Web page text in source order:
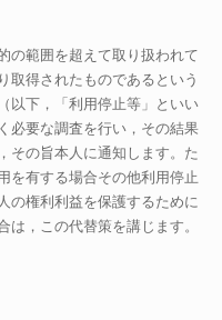
の範囲を超えて取り扱われて
取得されたものであるという
以下，「利用停止等」といい
必要な調査を行い，その結果
その旨本人に通知します。た
を有する場合その他利用停止
の権利利益を保護するために
，この代替策を講じます。